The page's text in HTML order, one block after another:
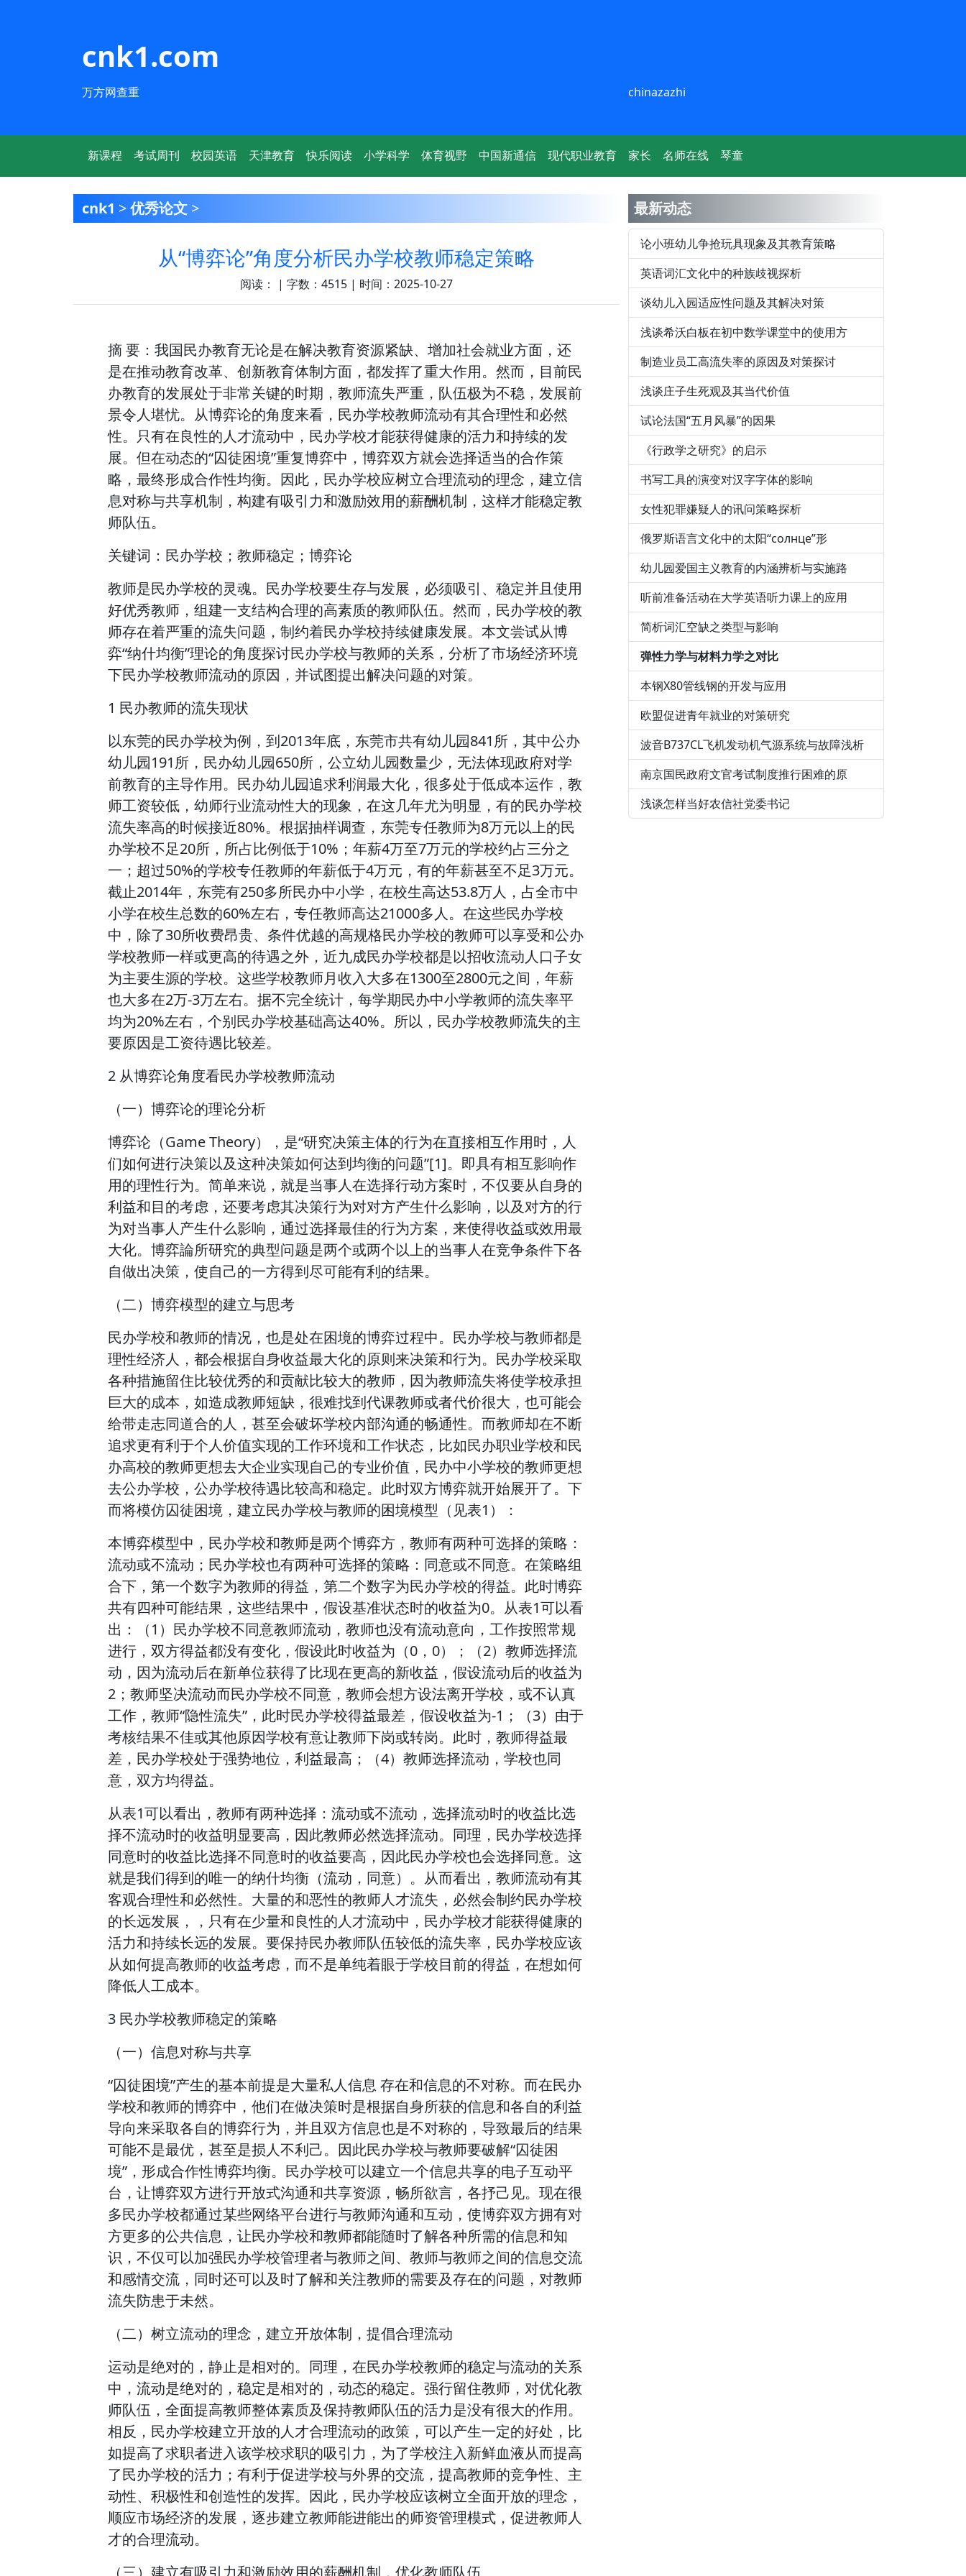
cnk1.com
万方网查重 chinazazhi
新课程 考试周刊 校园英语 天津教育 快乐阅读 小学科学 体育视野 中国新通信 现代职业教育 家长 名师在线 琴童
cnk1 >优秀论文 >
从“博弈论”角度分析民办学校教师稳定策略
阅读： | 字数：4515 | 时间：2025-10-27
摘 要：我国民办教育无论是在解决教育资源紧缺、增加社会就业方面，还
是在推动教育改革、创新教育体制方面，都发挥了重大作用。然而，目前民
办教育的发展处于非常关键的时期，教师流失严重，队伍极为不稳，发展前
景令人堪忧。从博弈论的角度来看，民办学校教师流动有其合理性和必然
性。只有在良性的人才流动中，民办学校才能获得健康的活力和持续的发
展。但在动态的“囚徒困境”重复博弈中，博弈双方就会选择适当的合作策
略，最终形成合作性均衡。因此，民办学校应树立合理流动的理念，建立信
息对称与共享机制，构建有吸引力和激励效用的薪酬机制，这样才能稳定教
师队伍。
关键词：民办学校；教师稳定；博弈论
教师是民办学校的灵魂。民办学校要生存与发展，必须吸引、稳定并且使用
好优秀教师，组建一支结构合理的高素质的教师队伍。然而，民办学校的教
师存在着严重的流失问题，制约着民办学校持续健康发展。本文尝试从博
弈“纳什均衡”理论的角度探讨民办学校与教师的关系，分析了市场经济环境
下民办学校教师流动的原因，并试图提出解决问题的对策。
1 民办教师的流失现状
以东莞的民办学校为例，到2013年底，东莞市共有幼儿园841所，其中公办
幼儿园191所，民办幼儿园650所，公立幼儿园数量少，无法体现政府对学
前教育的主导作用。民办幼儿园追求利润最大化，很多处于低成本运作，教
师工资较低，幼师行业流动性大的现象，在这几年尤为明显，有的民办学校
流失率高的时候接近80%。根据抽样调查，东莞专任教师为8万元以上的民
办学校不足20所，所占比例低于10%；年薪4万至7万元的学校约占三分之
一；超过50%的学校专任教师的年薪低于4万元，有的年薪甚至不足3万元。
截止2014年，东莞有250多所民办中小学，在校生高达53.8万人，占全市中
小学在校生总数的60%左右，专任教师高达21000多人。在这些民办学校
中，除了30所收费昂贵、条件优越的高规格民办学校的教师可以享受和公办
学校教师一样或更高的待遇之外，近九成民办学校都是以招收流动人口子女
为主要生源的学校。这些学校教师月收入大多在1300至2800元之间，年薪
也大多在2万-3万左右。据不完全统计，每学期民办中小学教师的流失率平
均为20%左右，个别民办学校基础高达40%。所以，民办学校教师流失的主
要原因是工资待遇比较差。
2 从博弈论角度看民办学校教师流动
（一）博弈论的理论分析
博弈论（Game Theory），是“研究决策主体的行为在直接相互作用时，人
们如何进行决策以及这种决策如何达到均衡的问题”[1]。即具有相互影响作
用的理性行为。简单来说，就是当事人在选择行动方案时，不仅要从自身的
利益和目的考虑，还要考虑其决策行为对对方产生什么影响，以及对方的行
为对当事人产生什么影响，通过选择最佳的行为方案，来使得收益或效用最
大化。博弈論所研究的典型问题是两个或两个以上的当事人在竞争条件下各
自做出决策，使自己的一方得到尽可能有利的结果。
（二）博弈模型的建立与思考
民办学校和教师的情况，也是处在困境的博弈过程中。民办学校与教师都是
理性经济人，都会根据自身收益最大化的原则来决策和行为。民办学校采取
各种措施留住比较优秀的和贡献比较大的教师，因为教师流失将使学校承担
巨大的成本，如造成教师短缺，很难找到代课教师或者代价很大，也可能会
给带走志同道合的人，甚至会破坏学校内部沟通的畅通性。而教师却在不断
追求更有利于个人价值实现的工作环境和工作状态，比如民办职业学校和民
办高校的教师更想去大企业实现自己的专业价值，民办中小学校的教师更想
去公办学校，公办学校待遇比较高和稳定。此时双方博弈就开始展开了。下
而将模仿囚徒困境，建立民办学校与教师的困境模型（见表1）：
本博弈模型中，民办学校和教师是两个博弈方，教师有两种可选择的策略：
流动或不流动；民办学校也有两种可选择的策略：同意或不同意。在策略组
合下，第一个数字为教师的得益，第二个数字为民办学校的得益。此时博弈
共有四种可能结果，这些结果中，假设基准状态时的收益为0。从表1可以看
出：（1）民办学校不同意教师流动，教师也没有流动意向，工作按照常规
进行，双方得益都没有变化，假设此时收益为（0，0）；（2）教师选择流
动，因为流动后在新单位获得了比现在更高的新收益，假设流动后的收益为
2；教师坚决流动而民办学校不同意，教师会想方设法离开学校，或不认真
工作，教师“隐性流失”，此时民办学校得益最差，假设收益为-1；（3）由于
考核结果不佳或其他原因学校有意让教师下岗或转岗。此时，教师得益最
差，民办学校处于强势地位，利益最高；（4）教师选择流动，学校也同
意，双方均得益。
从表1可以看出，教师有两种选择：流动或不流动，选择流动时的收益比选
择不流动时的收益明显要高，因此教师必然选择流动。同理，民办学校选择
同意时的收益比选择不同意时的收益要高，因此民办学校也会选择同意。这
就是我们得到的唯一的纳什均衡（流动，同意）。从而看出，教师流动有其
客观合理性和必然性。大量的和恶性的教师人才流失，必然会制约民办学校
的长远发展，，只有在少量和良性的人才流动中，民办学校才能获得健康的
活力和持续长远的发展。要保持民办教师队伍较低的流失率，民办学校应该
从如何提高教师的收益考虑，而不是单纯着眼于学校目前的得益，在想如何
降低人工成本。
3 民办学校教师稳定的策略
（一）信息对称与共享
“囚徒困境”产生的基本前提是大量私人信息 存在和信息的不对称。而在民办
学校和教师的博弈中，他们在做决策时是根据自身所获的信息和各自的利益
导向来采取各自的博弈行为，并且双方信息也是不对称的，导致最后的结果
可能不是最优，甚至是损人不利己。因此民办学校与教师要破解“囚徒困
境”，形成合作性博弈均衡。民办学校可以建立一个信息共享的电子互动平
台，让博弈双方进行开放式沟通和共享资源，畅所欲言，各抒己见。现在很
多民办学校都通过某些网络平台进行与教师沟通和互动，使博弈双方拥有对
方更多的公共信息，让民办学校和教师都能随时了解各种所需的信息和知
识，不仅可以加强民办学校管理者与教师之间、教师与教师之间的信息交流
和感情交流，同时还可以及时了解和关注教师的需要及存在的问题，对教师
流失防患于未然。
（二）树立流动的理念，建立开放体制，提倡合理流动
运动是绝对的，静止是相对的。同理，在民办学校教师的稳定与流动的关系
中，流动是绝对的，稳定是相对的，动态的稳定。强行留住教师，对优化教
师队伍，全面提高教师整体素质及保持教师队伍的活力是没有很大的作用。
相反，民办学校建立开放的人才合理流动的政策，可以产生一定的好处，比
如提高了求职者进入该学校求职的吸引力，为了学校注入新鲜血液从而提高
了民办学校的活力；有利于促进学校与外界的交流，提高教师的竞争性、主
动性、积极性和创造性的发挥。因此，民办学校应该树立全面开放的理念，
顺应市场经济的发展，逐步建立教师能进能出的师资管理模式，促进教师人
才的合理流动。
（三）建立有吸引力和激励效用的薪酬机制，优化教师队伍
最新动态
论小班幼儿争抢玩具现象及其教育策略
英语词汇文化中的种族歧视探析
谈幼儿入园适应性问题及其解决对策
浅谈希沃白板在初中数学课堂中的使用方
制造业员工高流失率的原因及对策探讨
浅谈庄子生死观及其当代价值
试论法国“五月风暴”的因果
《行政学之研究》的启示
书写工具的演变对汉字字体的影响
女性犯罪嫌疑人的讯问策略探析
俄罗斯语言文化中的太阳“солнце”形
幼儿园爱国主义教育的内涵辨析与实施路
听前准备活动在大学英语听力课上的应用
简析词汇空缺之类型与影响
弹性力学与材料力学之对比
本钢X80管线钢的开发与应用
欧盟促进青年就业的对策研究
波音B737CL飞机发动机气源系统与故障浅析
南京国民政府文官考试制度推行困难的原
浅谈怎样当好农信社党委书记